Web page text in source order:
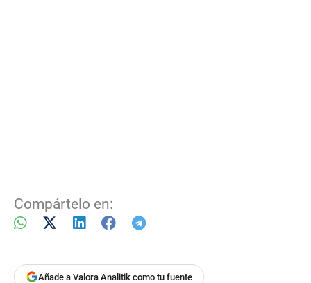
Compártelo en:
Añade a Valora Analitik como tu fuente